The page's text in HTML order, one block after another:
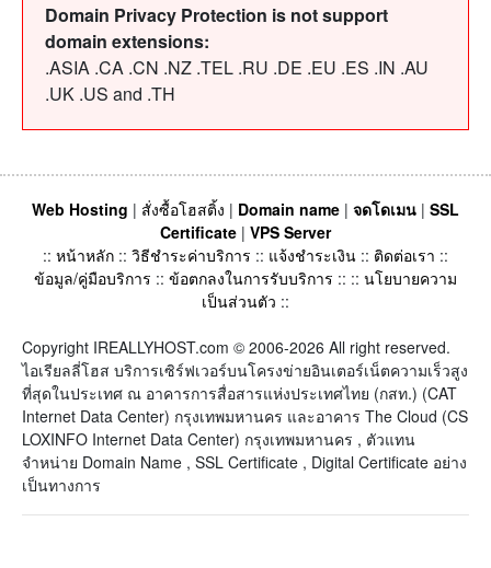
Domain Privacy Protection is not support
domain extensions:
.ASIA .CA .CN .NZ .TEL .RU .DE .EU .ES .IN .AU
.UK .US and .TH
Web Hosting | สั่งซื้อโฮสติ้ง | Domain name | จดโดเมน | SSL
Certificate | VPS Server
:: หน้าหลัก :: วิธีชำระค่าบริการ :: แจ้งชำระเงิน :: ติดต่อเรา ::
ข้อมูล/คู่มือบริการ :: ข้อตกลงในการรับบริการ :: :: นโยบายความ
เป็นส่วนตัว ::
Copyright IREALLYHOST.com © 2006-2026 All right reserved.
ไอเรียลลี่โฮส บริการเซิร์ฟเวอร์บนโครงข่ายอินเตอร์เน็ตความเร็วสูง
ที่สุดในประเทศ ณ อาคารการสื่อสารแห่งประเทศไทย (กสท.) (CAT
Internet Data Center) กรุงเทพมหานคร และอาคาร The Cloud (CS
LOXINFO Internet Data Center) กรุงเทพมหานคร , ตัวแทน
จำหน่าย Domain Name , SSL Certificate , Digital Certificate อย่าง
เป็นทางการ